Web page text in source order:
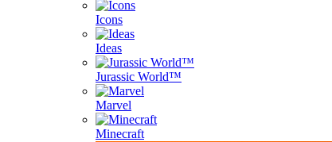
Icons
Ideas
Jurassic World™
Marvel
Minecraft